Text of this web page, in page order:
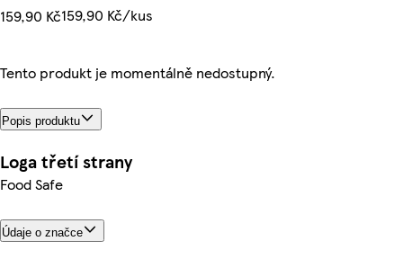
159,90 Kč159,90 Kč/kus
Tento produkt je momentálně nedostupný.
Popis produktu
Loga třetí strany
Food Safe
Údaje o značce